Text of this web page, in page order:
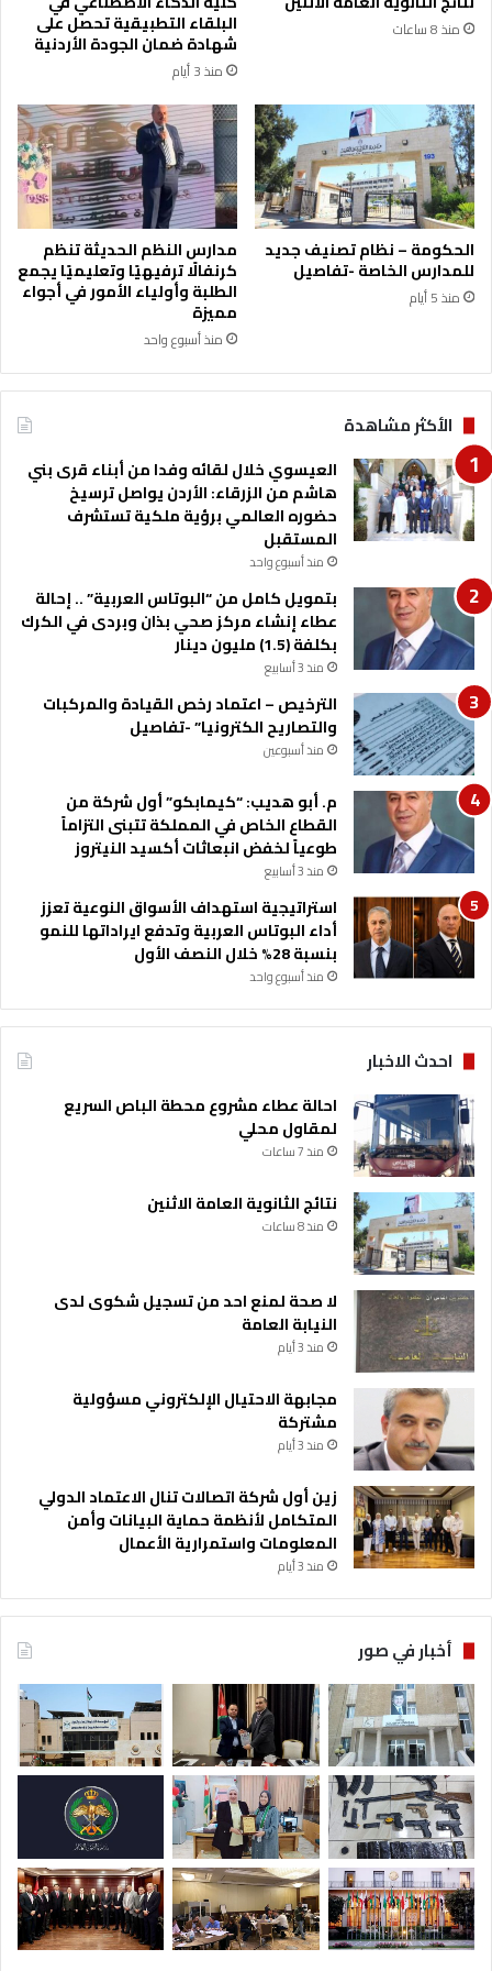
ا
ت
ل
ع
م
ي
د
خ
ا
ل
د
ن
د
ت
ب
و
ف
ا
ة
ق
ي
ه
م
ا
(
ا
ا
ر
و
ق
)
ف
ي
ل
و
ا
ن
ك
ن
ن
ة
منذ 8 ساعات البلقاء التطبيقية تحصل على
شهادة ضمان الجودة الأردنية
منذ 3 أيام
الحكومة – نظام تصنيف جديد
للمدارس الخاصة -تفاصيل
منذ 5 أيام
مدارس النظم الحديثة تنظم
كرنفالًا ترفيهيًا وتعليميًا يجمع
الطلبة وأولياء الأمور في أجواء
مميزة
منذ أسبوع واحد
الأكثر مشاهدة
العيسوي خلال لقائه وفدا من أبناء قرى بني
هاشم من الزرقاء: الأردن يواصل ترسيخ
حضوره العالمي برؤية ملكية تستشرف
المستقبل
منذ أسبوع واحد
بتمويل كامل من “البوتاس العربية” .. إحالة
عطاء إنشاء مركز صحي بذان وبردى في الكرك
بكلفة (1.5) مليون دينار
منذ 3 أسابيع
الترخيص – اعتماد رخص القيادة والمركبات
والتصاريح الكترونيا” -تفاصيل
منذ أسبوعين
م. أبو هديب: “كيمابكو” أول شركة من
القطاع الخاص في المملكة تتبنى التزاماً
طوعياً لخفض انبعاثات أكسيد النيتروز
منذ 3 أسابيع
استراتيجية استهداف الأسواق النوعية تعزز
أداء البوتاس العربية وتدفع ايراداتها للنمو
بنسبة 28% خلال النصف الأول
منذ أسبوع واحد
احدث الاخبار
احالة عطاء مشروع محطة الباص السريع
لمقاول محلي
منذ 7 ساعات
نتائج الثانوية العامة الاثنين
منذ 8 ساعات
لا صحة لمنع احد من تسجيل شكوى لدى
النيابة العامة
منذ 3 أيام
مجابهة الاحتيال الإلكتروني مسؤولية
مشتركة
منذ 3 أيام
زين أول شركة اتصالات تنال الاعتماد الدولي
المتكامل لأنظمة حماية البيانات وأمن
المعلومات واستمرارية الأعمال
منذ 3 أيام
أخبار في صور